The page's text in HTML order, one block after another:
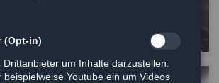
(Opt-in)
um Inhalte darzustellen.
beispielweise Youtube ein um Videos